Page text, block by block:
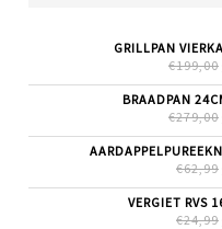
GRILLPAN
€199,00
BRAADPAN
€279,00
€62,99
VERGIET RVS
€24,99